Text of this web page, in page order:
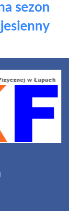
sezon
jesienny